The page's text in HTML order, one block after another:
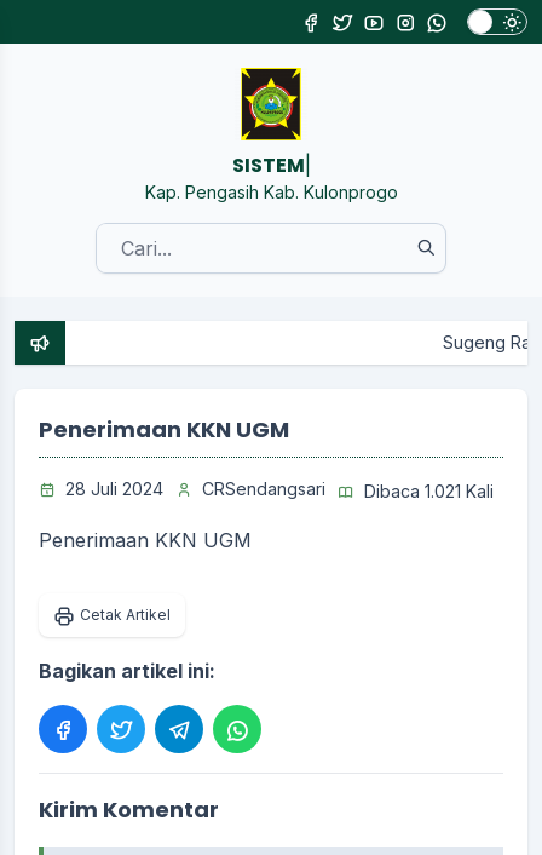
SISTEM INFORMA
Kap. Pengasih Kab. Kulonprogo
Sugeng Rawuh Wonten
Penerimaan KKN UGM
28 Juli 2024 CRSendangsari Dibaca 1.021 Kali
Penerimaan KKN UGM
Cetak Artikel
Bagikan artikel ini:
Kirim Komentar